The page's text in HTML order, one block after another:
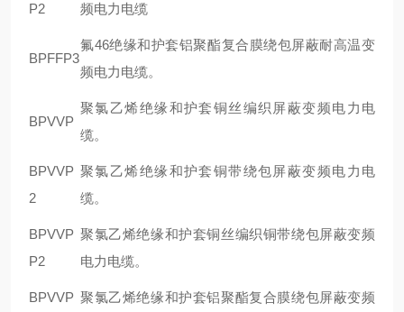
P2
频电力电缆
BPFFP3
氟46绝缘和护套铝聚酯复合膜绕包屏蔽耐高温变
频电力电缆。
BPVVP
聚氯乙烯绝缘和护套铜丝编织屏蔽变频电力电
缆。
BPVVP
2
聚氯乙烯绝缘和护套铜带绕包屏蔽变频电力电
缆。
BPVVP
P2
聚氯乙烯绝缘和护套铜丝编织铜带绕包屏蔽变频
电力电缆。
BPVVP 聚氯乙烯绝缘和护套铝聚酯复合膜绕包屏蔽变频